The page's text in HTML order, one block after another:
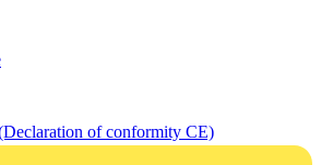
of conformity CE)